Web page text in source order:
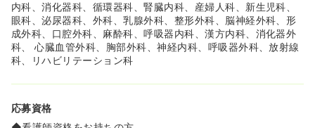
内科、消化器科、循環器科、腎臓内科、産婦人科、新生児科、
眼科、泌尿器科、外科、乳腺外科、整形外科、脳神経外科、形
成外科、口腔外科、麻酔科、呼吸器内科、漢方内科、消化器外
科、 心臓血管外科、胸部外科、神経内科、呼吸器外科、放射線
科、リハビリテーション科
応募資格